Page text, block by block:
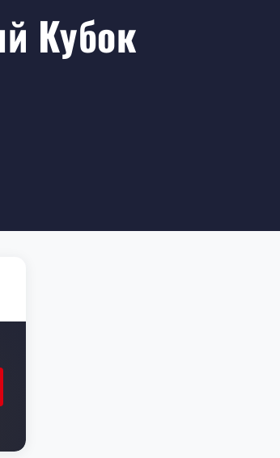
Кубок